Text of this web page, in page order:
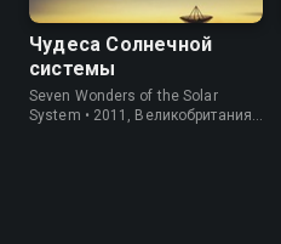
Чудеса Солнечной
системы
Seven Wonders of the Solar
System • 2011, Великобритания,